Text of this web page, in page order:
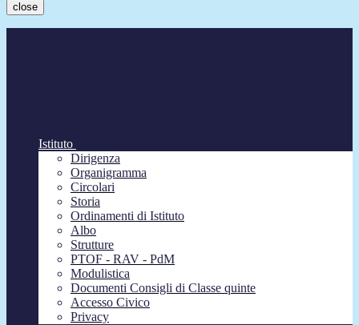
close
Istituto
Dirigenza
Organigramma
Circolari
Storia
Ordinamenti di Istituto
Albo
Strutture
PTOF - RAV - PdM
Modulistica
Documenti Consigli di Classe quinte
Accesso Civico
Privacy